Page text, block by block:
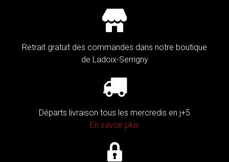
Retrait gratuit des commandes dans notre boutique
de Ladoix-Serrigny
Départs livraison tous les mercredis en j+5
En savoir plus